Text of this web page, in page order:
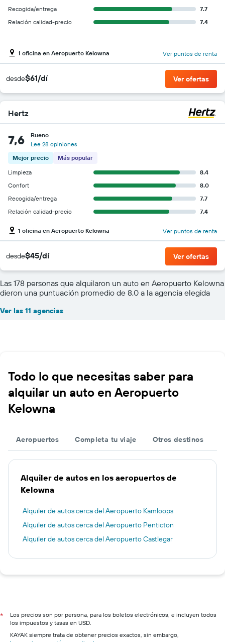
Recogida/entrega
7.7
Relación calidad-precio
7.4
1 oficina en Aeropuerto Kelowna Ver puntos de renta
desde$61/dí Ver ofertas
Hertz
7,6
Bueno
Lee 28 opiniones
Mejor precio
Más popular
Limpieza
8.4
Confort
8.0
Recogida/entrega
7.7
Relación calidad-precio
7.4
1 oficina en Aeropuerto Kelowna Ver puntos de renta
desde$45/dí Ver ofertas
Las 178 personas que alquilaron un auto en Aeropuerto Kelowna
dieron una puntuación promedio de 8,0 a la agencia elegida
Ver las 11 agencias
Todo lo que necesitas saber para
alquilar un auto en Aeropuerto
Kelowna
Aeropuertos Completa tu viaje Otros destinos
Alquiler de autos en los aeropuertos de
Kelowna
Alquiler de autos cerca del Aeropuerto Kamloops
Alquiler de autos cerca del Aeropuerto Penticton
Alquiler de autos cerca del Aeropuerto Castlegar
*
Los precios son por persona, para los boletos electrónicos, e incluyen todos
los impuestos y tasas en USD.
KAYAK siempre trata de obtener precios exactos, sin embargo,